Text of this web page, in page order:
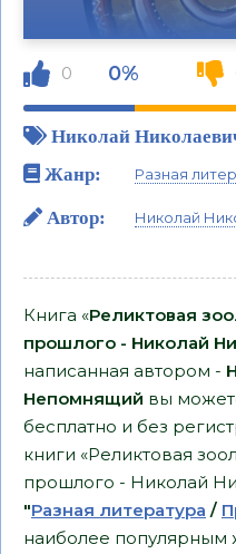
0 0%
Николай
Жанр:
Разная
Автор: Николай
Книга «Реликтовая
прошлого - Николай
написанная автором -
Непомнящий вы
бесплатно и без
книги «Реликтовая
прошлого - Николай
"Разная литература /
наиболее популярным